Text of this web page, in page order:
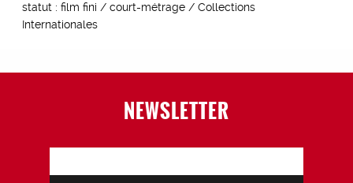
statut : film fini / court-métrage / Collections
Internationales
NEWSLETTER